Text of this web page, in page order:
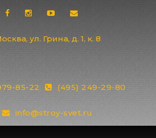
ул. Грина, д. 1, к. 8
85-22 (495) 249-29-80
info@stroy-svet.ru